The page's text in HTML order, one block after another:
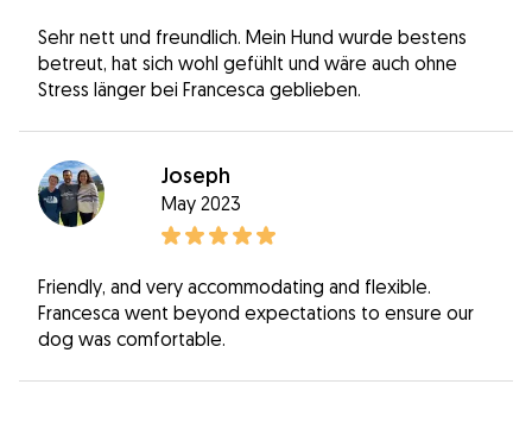
Sehr nett und freundlich. Mein Hund wurde bestens
betreut, hat sich wohl gefühlt und wäre auch ohne
Stress länger bei Francesca geblieben.
Joseph
May 2023
Friendly, and very accommodating and flexible.
Francesca went beyond expectations to ensure our
dog was comfortable.